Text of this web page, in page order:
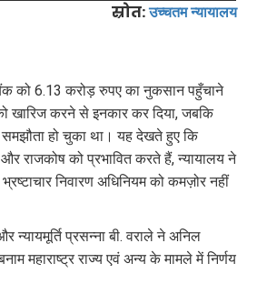
स्रोत:उच्चतम न्यायालय
को 6.13 करोड़ रुपए का नुकसान पहुँचाने
खारिज करने से इनकार कर दिया, जबकि
हो चुका था। यह देखते हुए कि
राजकोष को प्रभावित करते हैं, न्यायालय ने
निवारण अधिनियम को कमज़ोर नहीं
न्यायमूर्ति प्रसन्ना बी. वराले ने अनिल
महाराष्ट्र राज्य एवं अन्य के मामले में निर्णय